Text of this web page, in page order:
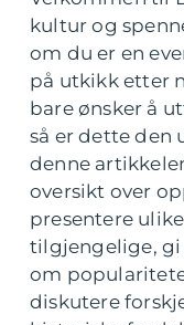
kultur og
om du er en
på utkikk etter
bare ønsker å
så er dette den
denne
oversikt over
presentere
tilgjengelige,
om
diskutere